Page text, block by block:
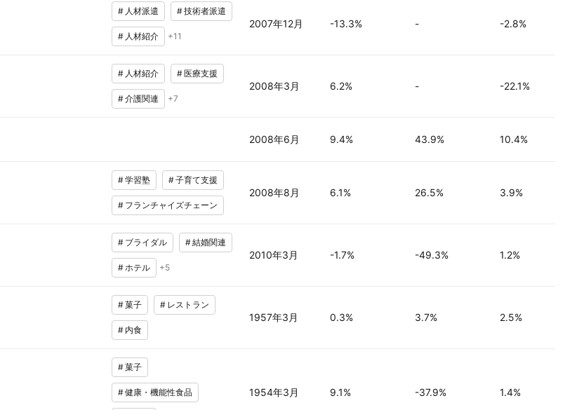
# 人材派遣 #技術者派遣
# 人材紹介 +11
2007年12月 -13.3% - -2.8%
# 人材紹介 #医療支援
#介護関連 +7
2008年3月 6.2% - -22.1%
2008年6月 9.4% 43.9% 10.4%
#学習塾 #子育て支援
# フランチャイズチェーン
2008年8月 6.1% 26.5% 3.9%
# ブライダル #結婚関連
#ホテル +5
2010年3月 -1.7% -49.3% 1.2%
#菓子 # レストラン
# 内食
1957年3月 0.3% 3.7% 2.5%
#菓子
#健康・機能性食品 1954年3月 9.1% -37.9% 1.4%